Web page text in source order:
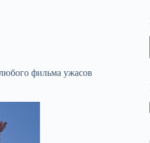
фильма ужасов